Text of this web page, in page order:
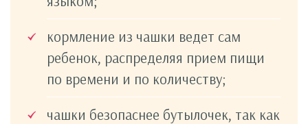
кормление из чашки ведет сам
ребенок, распределяя прием пищи
по времени и по количеству;
чашки безопаснее бутылочек, так как